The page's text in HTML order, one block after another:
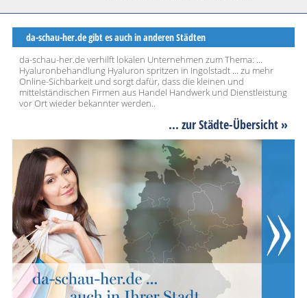
da-schau-her.de gibt es auch in anderen Städten
da-schau-her.de verhilft lokalen Unternehmen zum Thema: ...
Hyaluronbehandlung Hyaluron spritzen in Ingolstadt ... zu mehr
Online-Sichbarkeit und sorgt dafür, dass die kleinen und
mittelständischen Firmen aus Handel Handwerk und Dienstleistung
vor Ort wieder bekannter werden..
... zur Städte-Übersicht »